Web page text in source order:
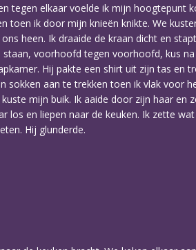
tegen elkaar voelde ik mijn hoogtepunt
ik door mijn knieën knikte. We
heen. Ik draaide de kraan dicht en
voorhoofd tegen voorhoofd, kus
Hij pakte een shirt uit zijn tas en
sokken aan te trekken toen ik vlak voor
mijn buik. Ik aaide door zijn haar en
los en liepen naar de keuken. Ik zette
Hij glunderde.